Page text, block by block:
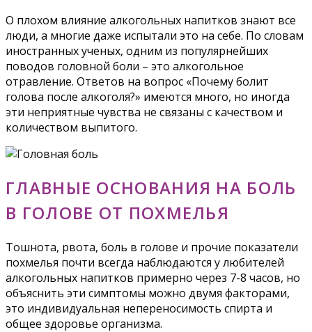
О плохом влияние алкогольных напитков знают все
люди, а многие даже испытали это на себе. По словам
иностранных ученых, одним из популярнейших
поводов головной боли – это алкогольное
отравление. Ответов на вопрос «Почему болит
голова после алкоголя?» имеются много, но иногда
эти неприятные чувства не связаны с качеством и
количеством выпитого.
ГЛАВНЫЕ ОСНОВАНИЯ НА БОЛЬ
В ГОЛОВЕ ОТ ПОХМЕЛЬЯ
Тошнота, рвота, боль в голове и прочие показатели
похмелья почти всегда наблюдаются у любителей
алкогольных напитков примерно через 7-8 часов, но
объяснить эти симптомы можно двумя факторами,
это индивидуальная непереносимость спирта и
общее здоровье организма.